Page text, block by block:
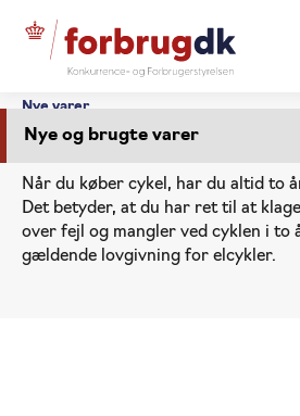
Nye varer
Cykler - klage og
Når du køber cykel, har du altid to
Det betyder, at du har ret til at
over fejl og mangler ved cyklen i to
gældende lovgivning for elcykler.
Nye og brugte varer
Køb af barnevogn